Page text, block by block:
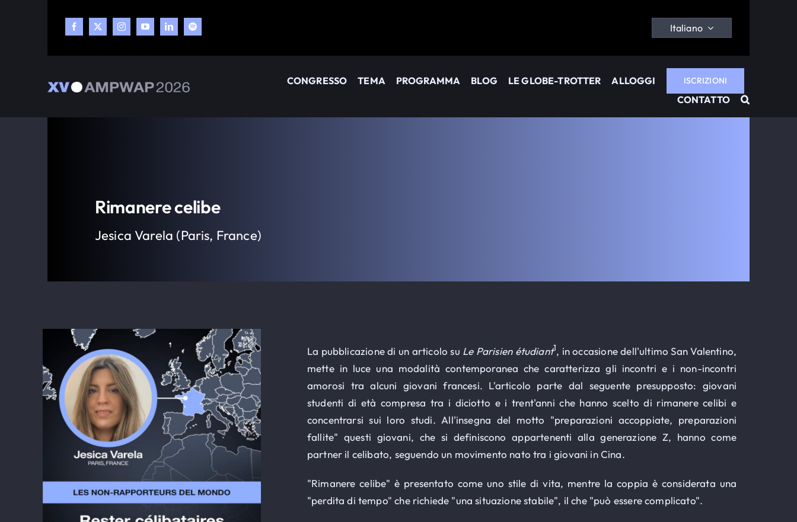
Italiano
CONGRESSO TEMA PROGRAMMA BLOG LE GLOBE-TROTTER ALLOGGI ISCRIZIONI
CONTATTO
Rimanere celibe
Jesica Varela (Paris, France)
La pubblicazione di un articolo su Le Parisien étudiant1, in occasione dell'ultimo San Valentino,
mette in luce una modalità contemporanea che caratterizza gli incontri e i non-incontri
amorosi tra alcuni giovani francesi. L'articolo parte dal seguente presupposto: giovani
studenti di età compresa tra i diciotto e i trent'anni che hanno scelto di rimanere celibi e
concentrarsi sui loro studi. All'insegna del motto "preparazioni accoppiate, preparazioni
fallite" questi giovani, che si definiscono appartenenti alla generazione Z, hanno come
partner il celibato, seguendo un movimento nato tra i giovani in Cina.
"Rimanere celibe" è presentato come uno stile di vita, mentre la coppia è considerata una
"perdita di tempo" che richiede "una situazione stabile", il che "può essere complicato".